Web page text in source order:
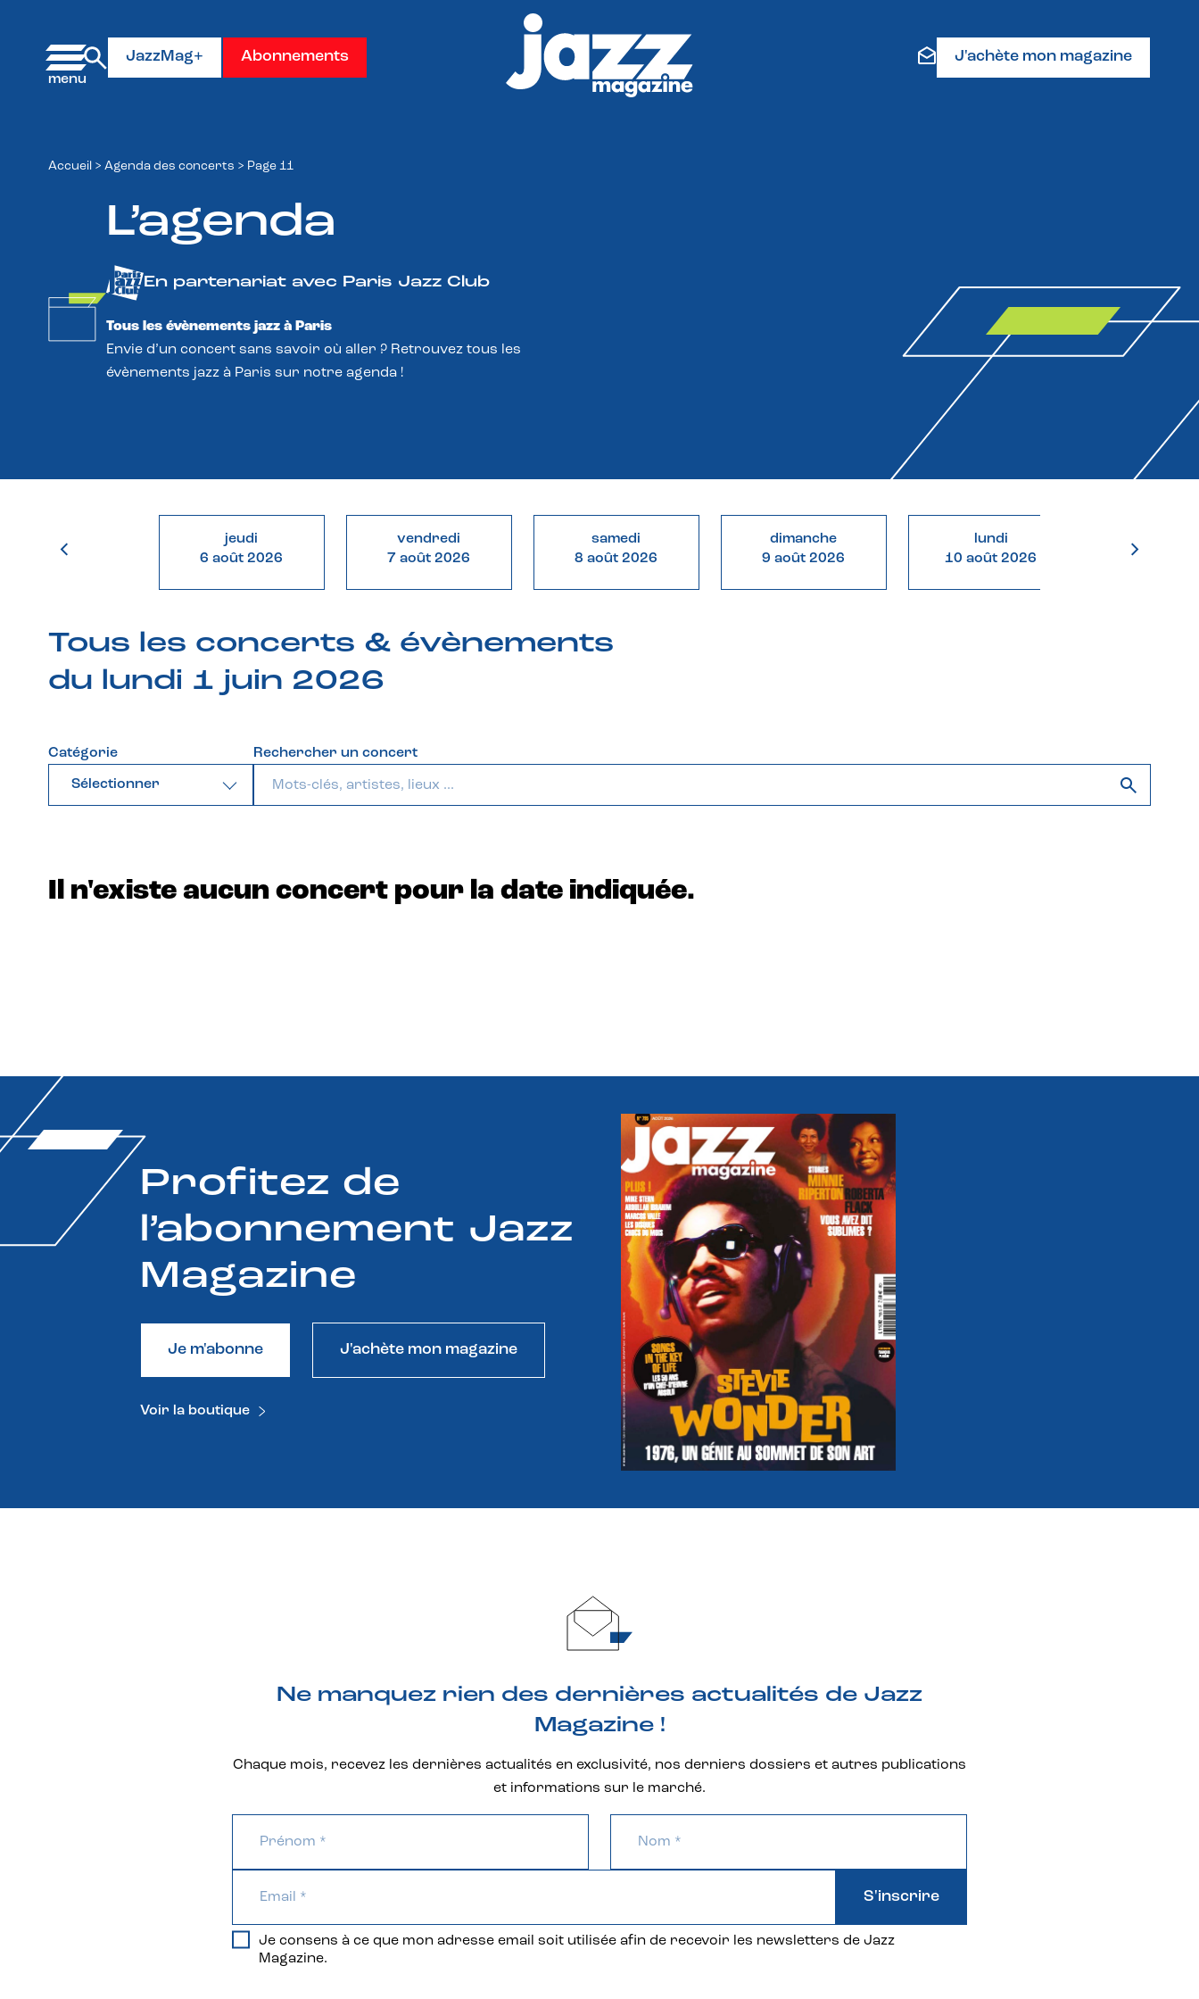
JazzMag+ Abonnements J'achète mon magazine
Accueil > Agenda des concerts > Page 11
L’agenda
En partenariat avec Paris Jazz Club
Tous les évènements jazz à Paris
Envie d’un concert sans savoir où aller ? Retrouvez tous les
évènements jazz à Paris sur notre agenda !
jeudi
6 août 2026
vendredi
7 août 2026
samedi
8 août 2026
dimanche
9 août 2026
lundi
10 août 2026
11 août
Tous les concerts & évènements
du lundi 1 juin 2026
Catégorie
Sélectionner
Rechercher un concert
Il n'existe aucun concert pour la date indiquée.
Profitez de
l’abonnement Jazz
Magazine
Je m'abonne J'achète mon magazine
Voir la boutique
Ne manquez rien des dernières actualités de Jazz
Magazine !
Chaque mois, recevez les dernières actualités en exclusivité, nos derniers dossiers et autres publications
et informations sur le marché.
Je consens à ce que mon adresse email soit utilisée afin de recevoir les newsletters de Jazz
Magazine.
S'inscrire